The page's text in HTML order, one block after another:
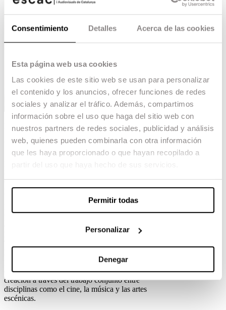
Consentimiento Detalles Acerca de las cookies
Esta página web usa cookies
Las cookies de este sitio web se usan para personalizar
el contenido y los anuncios, ofrecer funciones de redes
sociales y analizar el tráfico. Además, compartimos
información sobre el uso que haga del sitio web con
nuestros partners de redes sociales, publicidad y análisis
web, quienes pueden combinarla con otra información
que les haya proporcionado o que hayan recopilado a
Permitir todas
Personalizar
Denegar
La primera edición de la Barcelona Arts Summer
School (BASS) ha llegado a su fin con un
balance altamente positivo. Durante dos semanas,
150 jóvenes talentos provenientes de diversos
colaboración interdisciplinar que ha tenido como
principal escenario la ciudad de Barcelona.
por la Escuela Superior de Cine y Audiovisuales
de Cataluña (ESCAC), la Escuela Superior de
Música de Cataluña (ESMUC) y el Instituto del
proyecto ha tenido como objetivo fomentar la
excelencia artística e impulsar nuevos modelos de
creación a través del trabajo conjunto entre
disciplinas como el cine, la música y las artes
escénicas.